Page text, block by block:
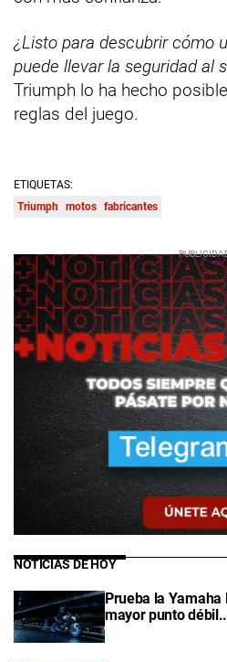
¿Listo para descubrir cómo
puede llevar la seguridad al
Triumph lo ha hecho
reglas del juego.
ETIQUETAS:
Triumph
motos fabricantes
NOTICIAS DE HOY
Prueba la
mayor punto